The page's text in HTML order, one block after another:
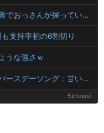
【画像】例の美人すぎるおにぎり屋さん、裏でおっさんが握っていたｗｗｗｗｗｗｗｗｗｗｗｗｗｗｗｗｗ
支持率初の6割切り
うな強さｗ
【やばいケーキ】葛葉から叶へ贈るクセ強バースデーソング：甘いよりは美味いヤヴァイケーキ
5chnavi